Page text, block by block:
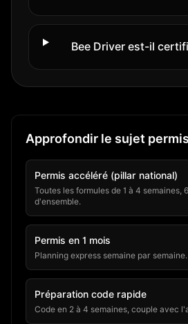
Bee Driver est-il
Approfondir le sujet
Permis accéléré (pillar national)
Toutes les formules de 1 à 4 semaines,
d'ensemble.
Permis en 1 mois
Planning express semaine par semaine.
Préparation code rapide
Code en 2 à 4 semaines, couple avec